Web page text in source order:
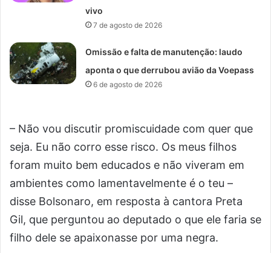
vivo
7 de agosto de 2026
Omissão e falta de manutenção: laudo
aponta o que derrubou avião da Voepass
6 de agosto de 2026
– Não vou discutir promiscuidade com quer que
seja. Eu não corro esse risco. Os meus filhos
foram muito bem educados e não viveram em
ambientes como lamentavelmente é o teu –
disse Bolsonaro, em resposta à cantora Preta
Gil, que perguntou ao deputado o que ele faria se
filho dele se apaixonasse por uma negra.